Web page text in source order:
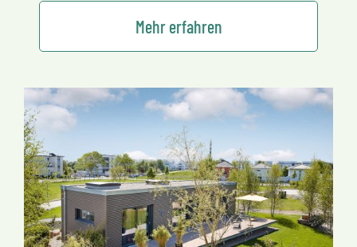
Mehr erfahren